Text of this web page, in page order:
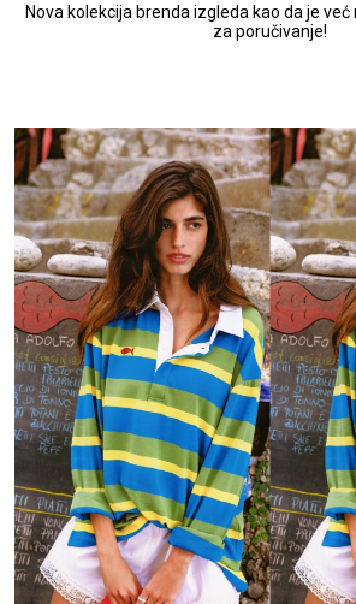
Nova kolekcija brenda izgleda kao da je
za poručivanje!